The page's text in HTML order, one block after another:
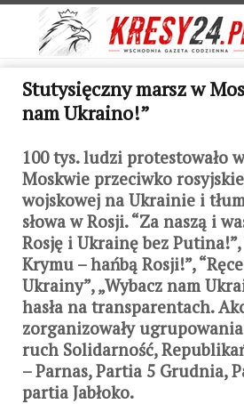
Stutysięczny marsz w
nam Ukraino!”
100 tys. ludzi protestowało
Moskwie przeciwko
wojskowej na Ukrainie i
słowa w Rosji. “Za naszą i
Rosję i Ukrainę bez
Krymu – hańbą Rosji!”,
Ukrainy”, „Wybacz nam
hasła na transparentach.
zorganizowały
ruch Solidarność,
– Parnas, Partia 5 Grudnia,
partia Jabłoko.